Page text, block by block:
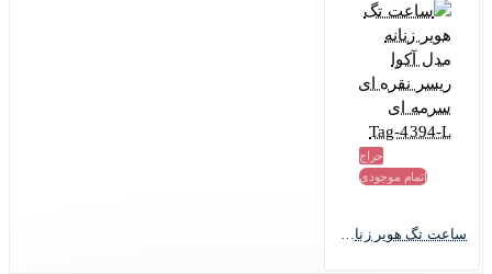
حراج
اتمام موجودی
ساعت تگ هویر زنانه مدل آکوا ریسر نقره ای سرمه ای Tag-4394-L